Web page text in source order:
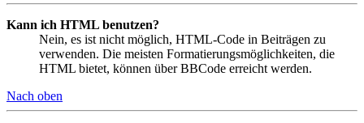
Kann ich HTML benutzen?
Nein, es ist nicht möglich, HTML-Code in Beiträgen zu
verwenden. Die meisten Formatierungsmöglichkeiten, die
HTML bietet, können über BBCode erreicht werden.
Nach oben